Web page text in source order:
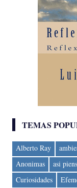
TEMAS
Alberto Ray
Anonimas
asi
Curiosidades